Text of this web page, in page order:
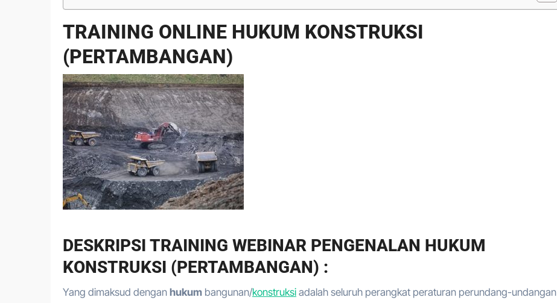
TRAINING ONLINE HUKUM KONSTRUKSI
(PERTAMBANGAN)
DESKRIPSI TRAINING WEBINAR PENGENALAN HUKUM
KONSTRUKSI (PERTAMBANGAN) :
Yang dimaksud dengan hukum bangunan/konstruksi adalah seluruh perangkat peraturan perundang-undangan